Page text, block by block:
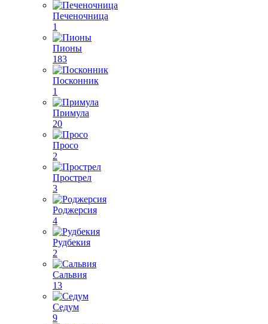
Печеночница
1
Пионы
183
Посконник
1
Примула
20
Просо
2
Прострел
3
Роджерсия
4
Рудбекия
2
Сальвия
13
Седум
9